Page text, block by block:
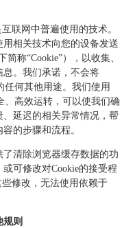
联网中普遍使用的技术。
相关技术向您的设备发送
称“Cookie”），以收集、
。我们承诺，不会将
任何其他用途。我们使用
、高效运转，可以使我们确
延迟的相关异常情况，帮
的步骤和流程。
清除浏览器缓存数据的功
或可修改对Cookie的接受程
修改，无法使用依赖于
则